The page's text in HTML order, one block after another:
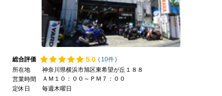
総合評価 5.0 ( 10件)
所在地
神奈川県横浜市旭区東希望が丘１８８
営業時間
ＡＭ１０：００～ＰＭ７：００
定休日
毎週木曜日